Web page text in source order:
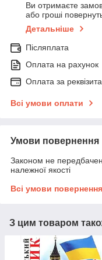
Ви отримаєте
або гроші
Детальніше
Післяплата
Оплата на рахунок
Оплата за
Всі умови оплати
Умови повернення
Законом не
належної якості
Всі умови повернення
З цим товаром